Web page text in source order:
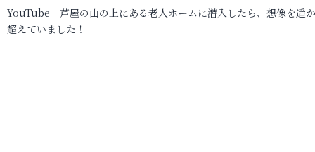
YouTube 芦屋の山の上にある老人ホームに潜入したら、想像を遥
超えていました！